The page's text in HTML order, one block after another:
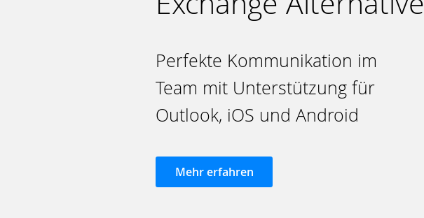
Perfekte Kommunikation im
Team mit Unterstützung für
Outlook, iOS und Android
Mehr erfahren